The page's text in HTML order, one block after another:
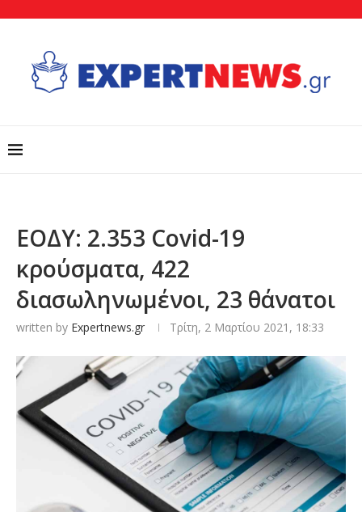
ΕΟΔΥ: 2.353 Covid-19
κρούσματα, 422
διασωληνωμένοι, 23 θάνατοι
written by Expertnews.gr Τρίτη, 2 Μαρτίου 2021, 18:33